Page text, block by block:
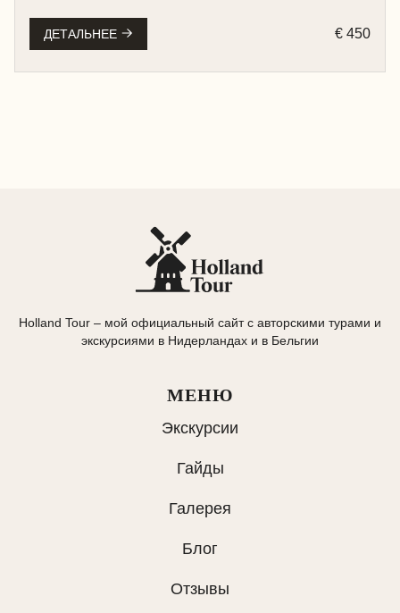
ДЕТАЛЬНЕЕ € 450
Holland Tour – мой официальный сайт с авторскими турами и
экскурсиями в Нидерландах и в Бельгии
МЕНЮ
Экскурсии
Гайды
Галерея
Блог
Отзывы